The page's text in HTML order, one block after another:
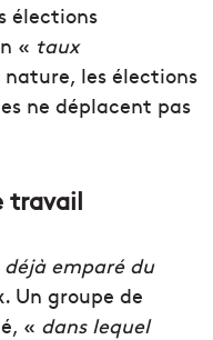
élections
« taux
les élections
ne déplacent pas
travail
emparé du
Un groupe de
« dans lequel